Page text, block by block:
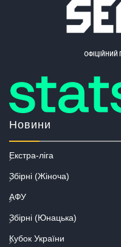
ОФІЦІЙНИЙ
Новини
Екстра-ліга
Збірні (Жіноча)
АФУ
Збірні (Юнацька)
Кубок України